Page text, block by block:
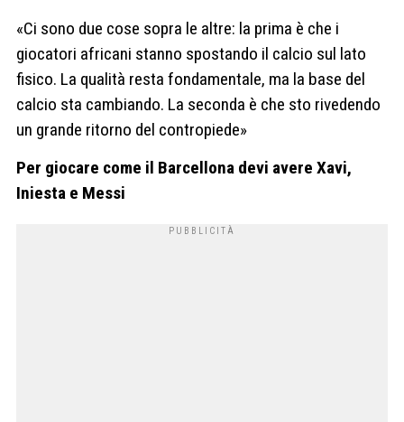
«Ci sono due cose sopra le altre: la prima è che i
giocatori africani stanno spostando il calcio sul lato
fisico. La qualità resta fondamentale, ma la base del
calcio sta cambiando. La seconda è che sto rivedendo
un grande ritorno del contropiede»
Per giocare come il Barcellona devi avere Xavi,
Iniesta e Messi